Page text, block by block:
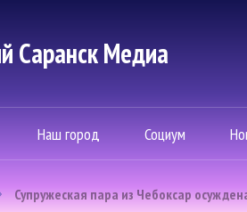
Саранск Mедиа
Наш город Социум
Супружеская пара из Чебоксар